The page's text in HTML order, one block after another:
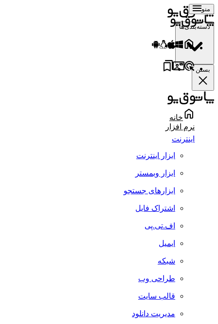
منو
دسته‌بندی‌ها
بستن
خانه
نرم افزار
اینترنت
ابزار اینترنت
ابزار وبمستر
ابزارهای جستجو
اشتراک فایل
اف.تی.پی
ایمیل
شبکه
طراحی وب
قالب سایت
مدیریت دانلود